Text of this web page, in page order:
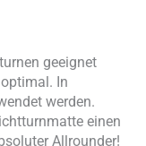
geeignet
In
werden.
einen
Allrounder!